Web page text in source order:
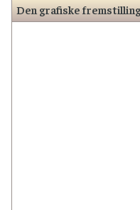
Den grafiske